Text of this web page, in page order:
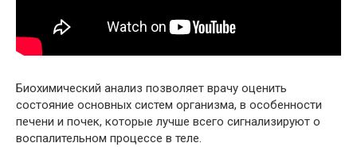
Биохимический анализ позволяет врачу оценить
состояние основных систем организма, в особенности
печени и почек, которые лучше всего сигнализируют о
воспалительном процессе в теле.